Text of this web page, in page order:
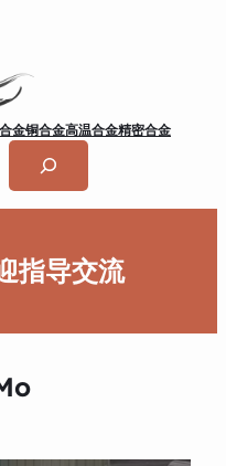
金铜合金高温合金精密合金
指导交流